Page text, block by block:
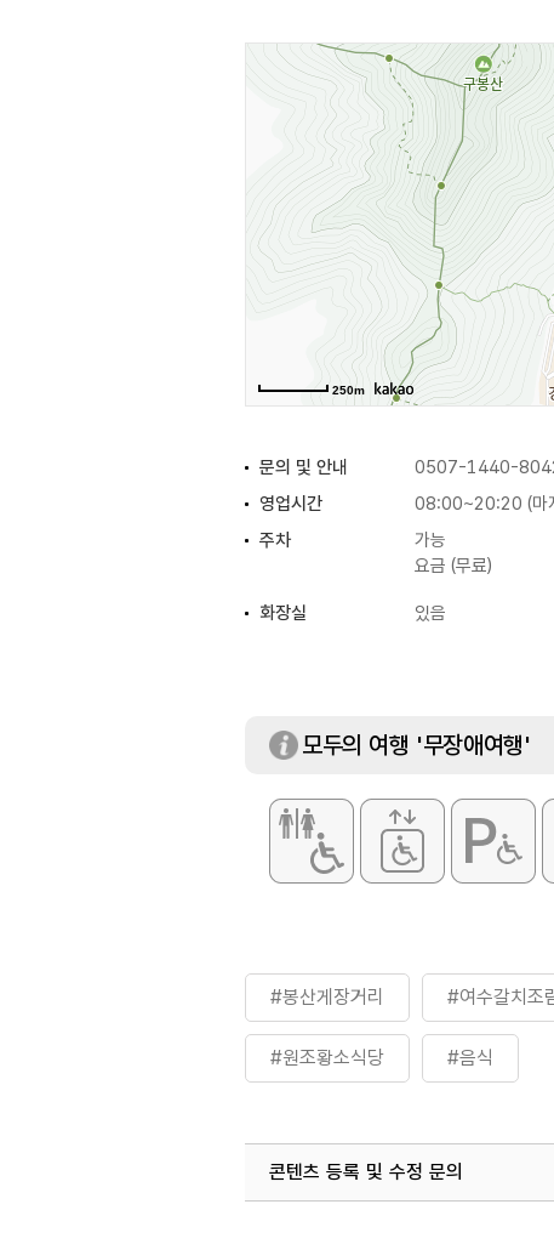
250m
문의 및 안내 0507-1440-
영업시간
08:00~20:20 (마
주차
가능
요금 (무료)
화장실
있음
모두의 여행 '무장애여행'
#봉산게장거리 #여수갈치조
#원조황소식당 #음식
콘텐츠 등록 및 수정 문의